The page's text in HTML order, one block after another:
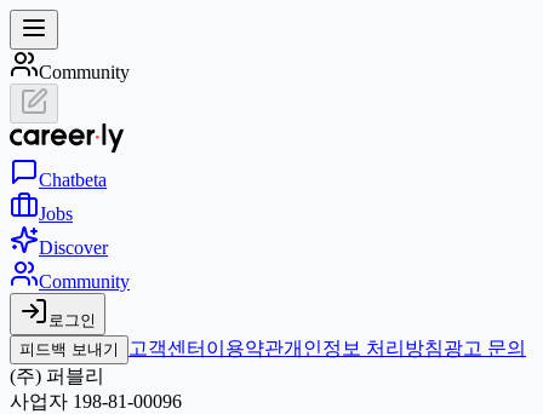
Community
Chatbeta
Jobs
Discover
Community
로그인
피드백 보내기
고객센터 이용약관개인정보 처리방침광고 문의
(주) 퍼블리
사업자 198-81-00096